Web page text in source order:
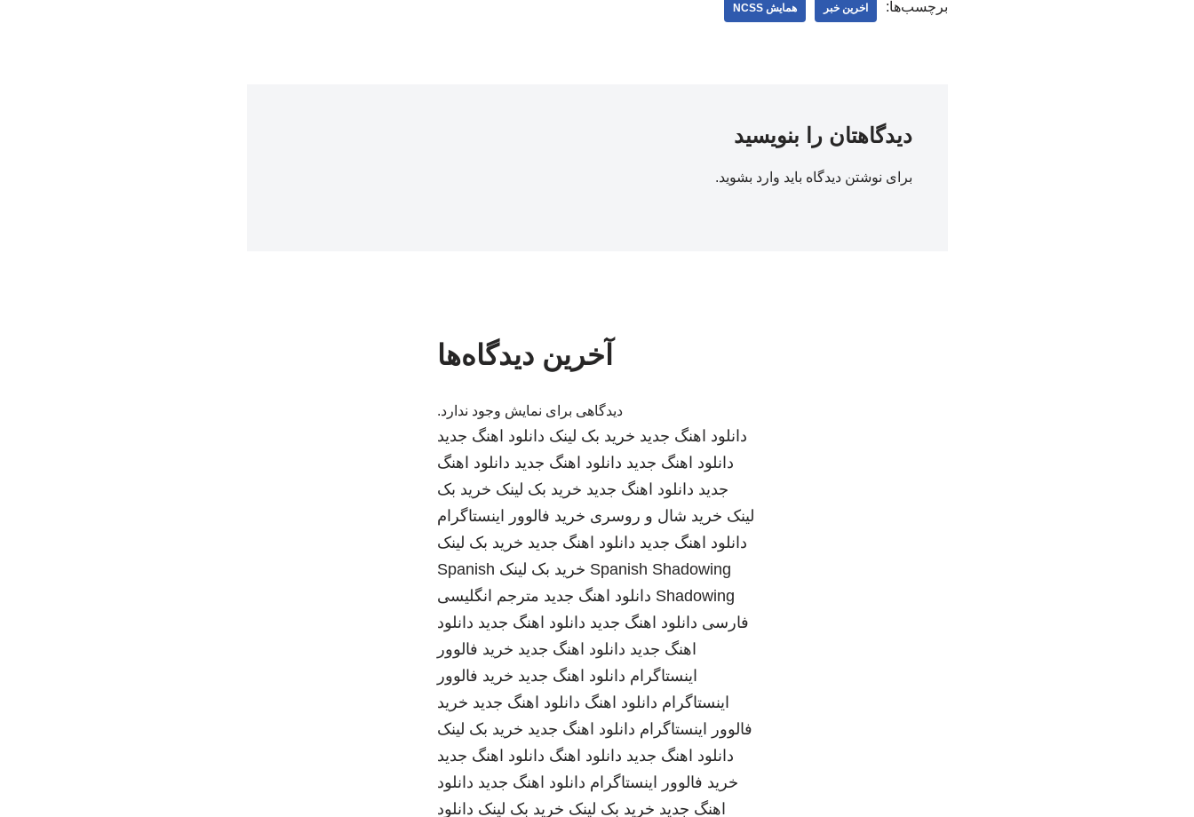
برچسب‌ها: اخرین خبر همایش NCSS
دیدگاهتان را بنویسید
برای نوشتن دیدگاه باید وارد بشوید.
آخرین دیدگاه‌ها
دیدگاهی برای نمایش وجود ندارد.
دانلود اهنگ جدید خرید بک لینک دانلود اهنگ جدید
دانلود اهنگ جدید دانلود اهنگ جدید دانلود اهنگ
جدید دانلود اهنگ جدید خرید بک لینک خرید بک
لینک خرید شال و روسری خرید فالوور اینستاگرام
دانلود اهنگ جدید دانلود اهنگ جدید خرید بک لینک
Spanish Shadowing خرید بک لینک Spanish
Shadowing دانلود اهنگ جدید مترجم انگلیسی
فارسی دانلود اهنگ جدید دانلود اهنگ جدید دانلود
اهنگ جدید دانلود اهنگ جدید خرید فالوور
اینستاگرام دانلود اهنگ جدید خرید فالوور
اینستاگرام دانلود اهنگ دانلود اهنگ جدید خرید
فالوور اینستاگرام دانلود اهنگ جدید خرید بک لینک
دانلود اهنگ جدید دانلود اهنگ دانلود اهنگ جدید
خرید فالوور اینستاگرام دانلود اهنگ جدید دانلود
اهنگ جدید خرید بک لینک خرید بک لینک دانلود